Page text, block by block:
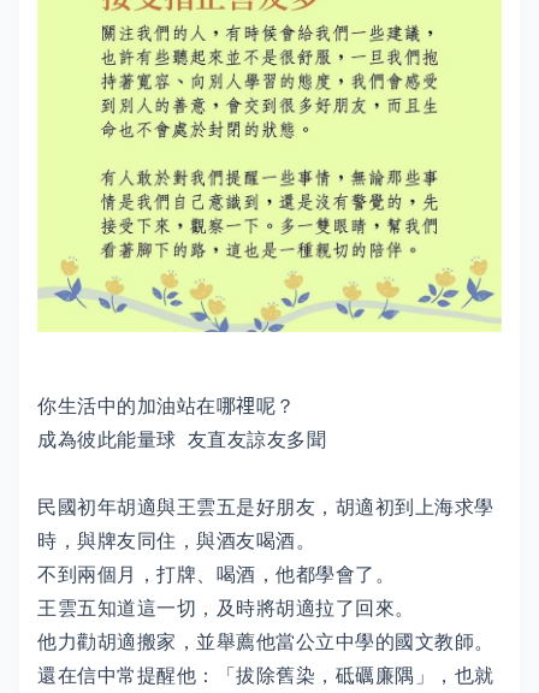
你生活中的加油站在哪𥚃呢？
成為彼此能量球 友直友諒友多聞
民國初年胡適與王雲五是好朋友，胡適初到上海求學
時，與牌友同住，與酒友喝酒。
不到兩個月，打牌、喝酒，他都學會了。
王雲五知道這一切，及時將胡適拉了回來。
他力勸胡適搬家，並舉薦他當公立中學的國文教師。
還在信中常提醒他：「拔除舊染，砥礪廉隅」，也就